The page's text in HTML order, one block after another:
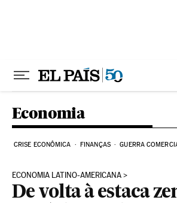
Economia
CRISE ECONÔMICA FINANÇAS GUERRA
ECONOMIA LATINO-AMERICANA
De volta à estaca